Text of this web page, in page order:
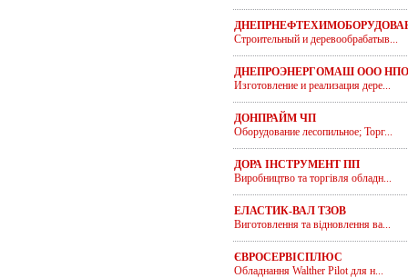
Строительный и деревообрабатыв...
ДНЕПРОЭНЕРГОМАШ ООО НПО
Изготовление и реализация дере...
ДОНПРАЙМ ЧП
Оборудование лесопильное; Торг...
ДОРА ІНСТРУМЕНТ ПП
Виробництво та торгівля обладн...
ЕЛАСТИК-ВАЛ ТЗОВ
Виготовлення та відновлення ва...
ЄВРОСЕРВІСПЛЮС
Обладнання Walther Pilot для н...